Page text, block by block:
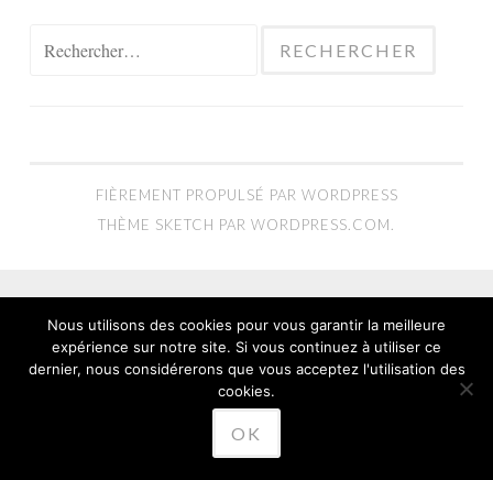
FIÈREMENT PROPULSÉ PAR WORDPRESS
THÈME SKETCH PAR WORDPRESS.COM
Nous utilisons des cookies pour vous garantir la meilleure
expérience sur notre site. Si vous continuez à utiliser ce
dernier, nous considérerons que vous acceptez l'utilisation des
cookies.
OK